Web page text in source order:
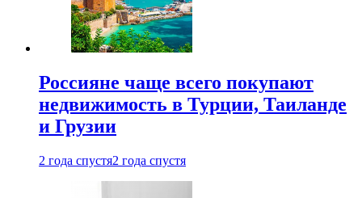
Россияне чаще всего покупают
недвижимость в Турции, Таиланде
и Грузии
2 года спустя2 года спустя